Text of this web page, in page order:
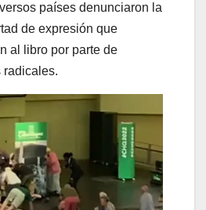
países denunciaron la
de expresión que
al libro por parte de
radicales.